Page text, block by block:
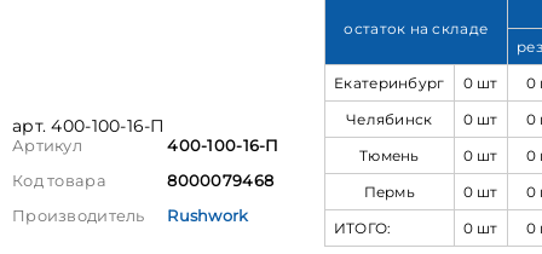
арт. 400-100-16-П
Артикул
400-100-16-П
Код товара
8000079468
Производитель
Rushwork
остаток на складе
Екатеринбург
0 шт
0
Челябинск
0 шт
0
Тюмень
0 шт
0
Пермь
0 шт
0
ИТОГО:
0 шт 0